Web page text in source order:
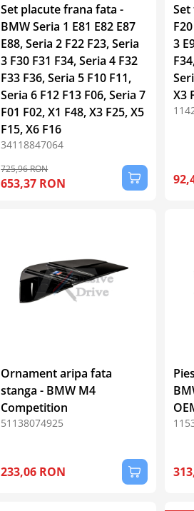
Set placute frana fata -
BMW Seria 1 E81 E82 E87
E88, Seria 2 F22 F23, Seria
3 F30 F31 F34, Seria 4 F32
F33 F36, Seria 5 F10 F11,
Seria 6 F12 F13 F06, Seria 7
F01 F02, X1 F48, X3 F25, X5
F15, X6 F16
34118847064
725,96 RON
653,37 RON
3
X3
Ornament aripa fata
stanga - BMW M4
Competition
51138074925
233,06 RON